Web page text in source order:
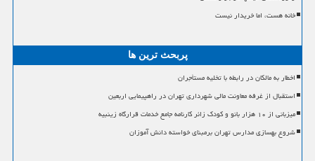
خانه هست، اما خریدار نیست
پربحث ترین ها
اخطار به مالکان در رابطه با تخلیه مستأجران
استقبال از غرفه معاونت مالی شهرداری تهران در راهپیمایی اربعین
میزبانی از ۱۰ هزار بانو و کودک زائر کارنامه جامع خدمات قرارگاه زینبیه
شروع بهسازی مدارس تهران برمبنای خواسته دانش آموزان